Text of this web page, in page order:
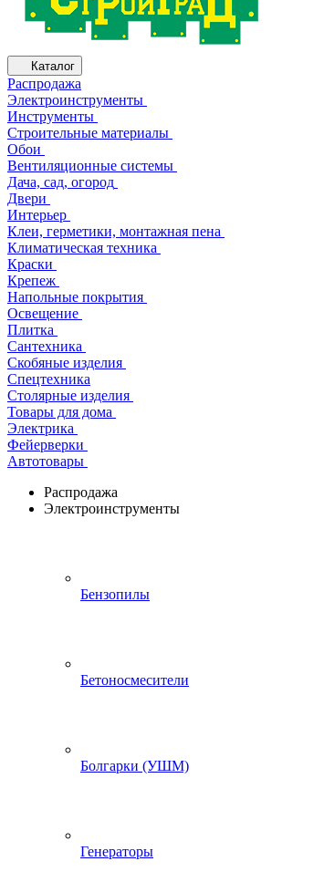
Каталог
Распродажа
Электроинструменты
Инструменты
Строительные материалы
Обои
Вентиляционные системы
Дача, сад, огород
Двери
Интерьер
Клеи, герметики, монтажная пена
Климатическая техника
Краски
Крепеж
Напольные покрытия
Освещение
Плитка
Сантехника
Скобяные изделия
Спецтехника
Столярные изделия
Товары для дома
Электрика
Фейерверки
Автотовары
Распродажа
Электроинструменты
Бензопилы
Бетоносмесители
Болгарки (УШМ)
Генераторы